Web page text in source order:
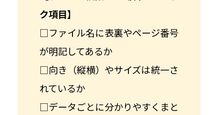
ク項目】
□ファイル名に表裏やページ番号
が明記してあるか
□向き（縦横）やサイズは統一さ
れているか
□データごとに分かりやすくまと